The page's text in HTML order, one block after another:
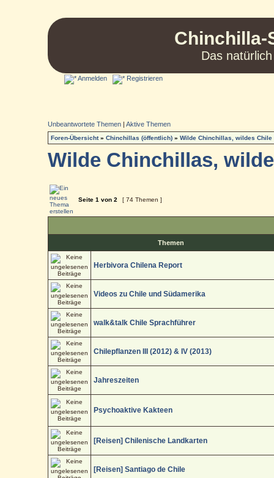
Chinchilla-
Das
Anmelden Registrieren
Unbeantwortete Themen |Aktive Themen
Foren-Übersicht»Chinchillas (öffentlich) »Wilde Chinchillas, wildes Chile
Wilde Chinchillas,
Seite1 von2 [ 74 Themen ]
Themen
Herbivora Chilena Report
Videos zu Chile und Südamerika
walk&talk Chile Sprachführer
Chilepflanzen III (2012) & IV (2013)
Jahreszeiten
Psychoaktive Kakteen
[Reisen] Chilenische Landkarten
[Reisen] Santiago de Chile